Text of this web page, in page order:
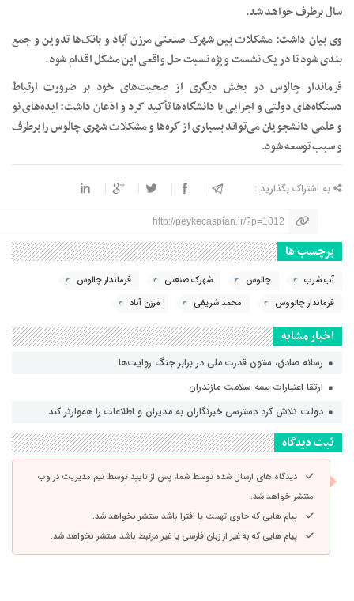
سال برطرف خواهد شد.
وی بیان داشت: مشکلات بین شهرک صنعتی مرزن آباد و بانک‌ها تدوین و جمع
بندی شود تا در یک نشست ویژه نسبت حل واقعی این مشکل اقدام شود.
فرماندار چالوس در بخش دیگری از صحبت‌های خود بر ضرورت ارتباط
دستگاه‌های دولتی و اجرایی با دانشگاه‌ها تأکید کرد و اذعان داشت: ایده‌های نو
و علمی دانشجویان می‌تواند بسیاری از گره‌ها و مشکلات شهری چالوس را برطرف
و سبب توسعه شود.
به اشتراک بگذارید :
http://peykecaspian.ir/?p=1012
برچسب ها
آب شرب چالوس شهرک صنعتی
فرماندار چالوس
فرماندار چالووس
محمد شریفی مرزن آباد
اخبار مشابه
رسانه‌ صادق، ستون قدرت ملی در برابر جنگ روایت‌ها
ارتقا اعتبارات بیمه سلامت مازندران
دولت تلاش کرد دسترسی خبرنگاران به مدیران و اطلاعات را هموارتر کند
ثبت دیدگاه
دیدگاه های ارسال شده توسط شما، پس از تایید توسط تیم مدیریت در وب
منتشر خواهد شد.
پیام هایی که حاوی تهمت یا افترا باشد منتشر نخواهد شد.
پیام هایی که به غیر از زبان فارسی یا غیر مرتبط باشد منتشر نخواهد شد.